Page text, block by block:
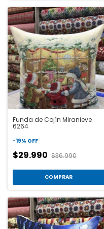
Funda de Cojín Miranieve
6264
-19% OFF
$29.990 $36.990
COMPRAR